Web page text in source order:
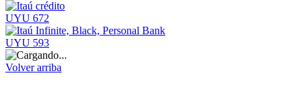
UYU 672
UYU 593
Volver arriba